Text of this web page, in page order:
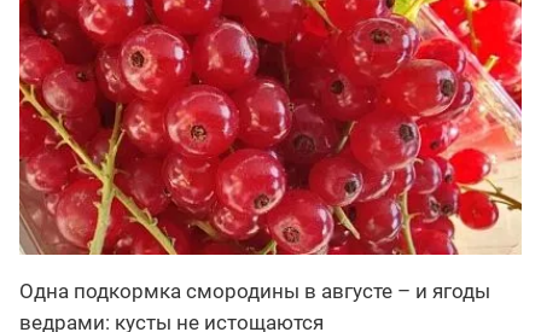
Одна подкормка смородины в августе – и ягоды
ведрами: кусты не истощаются